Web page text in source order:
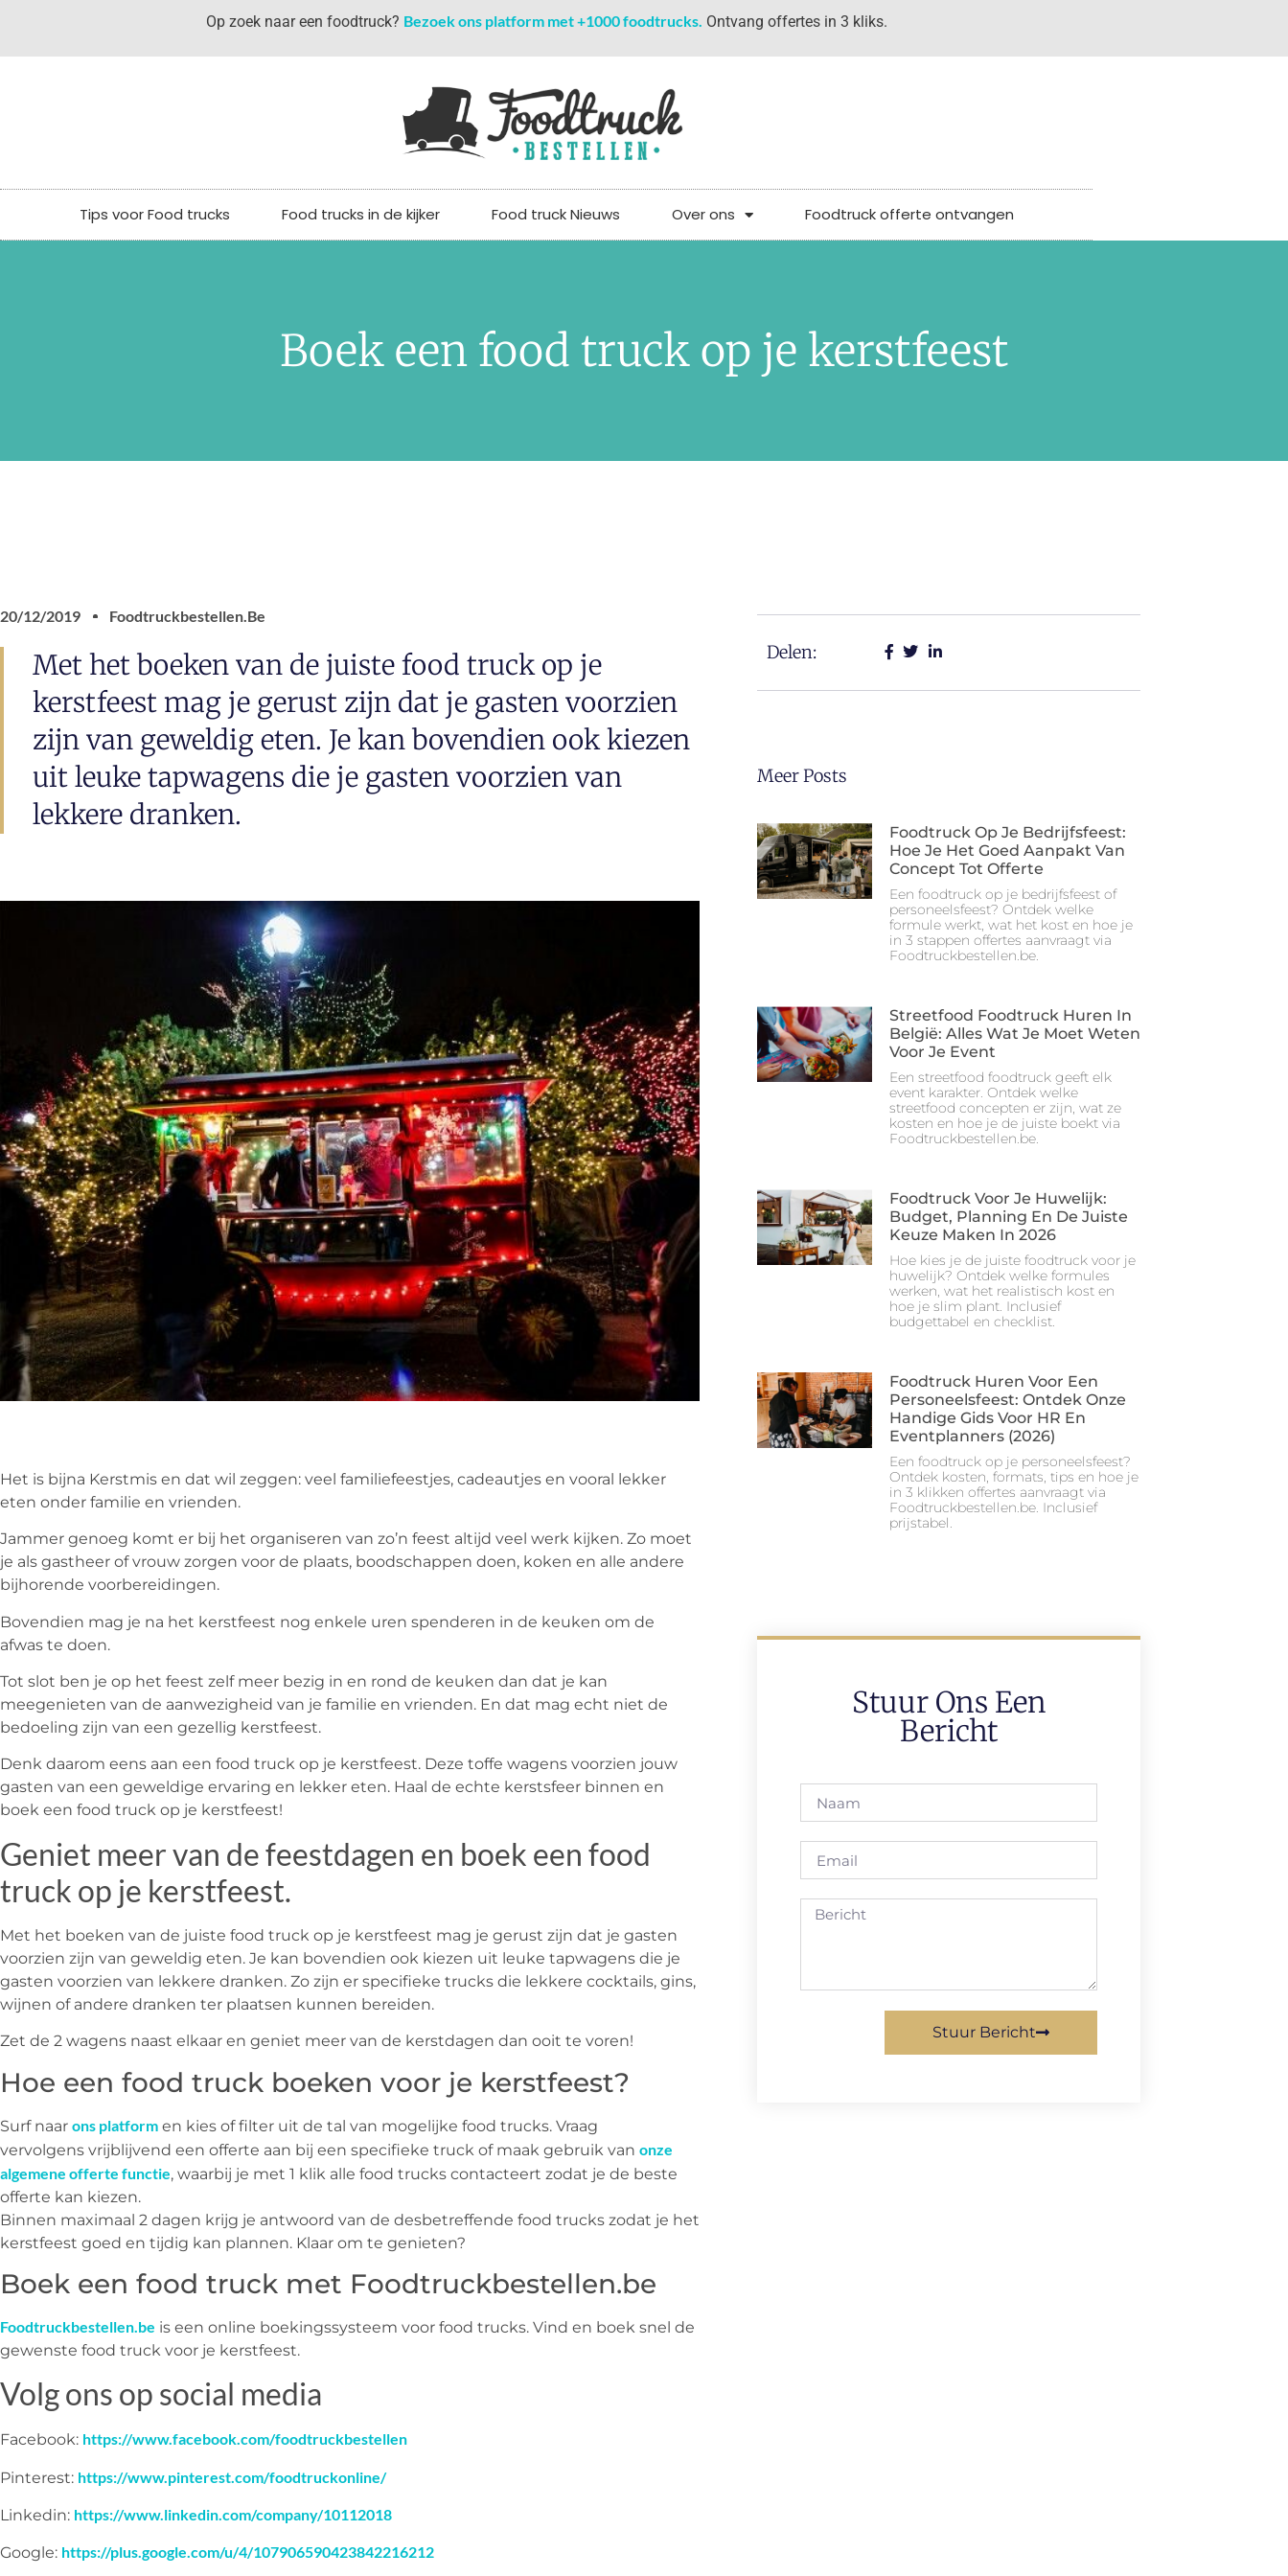
Op zoek naar een foodtruck? Bezoek ons platform met +1000 foodtrucks. Ontvang offertes in 3 kliks.
Tips voor Food trucks Food trucks in de kijker Food truck Nieuws Over ons Foodtruck offerte ontvangen
Boek een food truck op je kerstfeest
20/12/2019 Foodtruckbestellen.be
Met het boeken van de juiste food truck op je
kerstfeest mag je gerust zijn dat je gasten voorzien
zijn van geweldig eten. Je kan bovendien ook kiezen
uit leuke tapwagens die je gasten voorzien van
lekkere dranken.
Het is bijna Kerstmis en dat wil zeggen: veel familiefeestjes, cadeautjes en vooral lekker
eten onder familie en vrienden.
Jammer genoeg komt er bij het organiseren van zo’n feest altijd veel werk kijken. Zo moet
je als gastheer of vrouw zorgen voor de plaats, boodschappen doen, koken en alle andere
bijhorende voorbereidingen.
Bovendien mag je na het kerstfeest nog enkele uren spenderen in de keuken om de
afwas te doen.
Tot slot ben je op het feest zelf meer bezig in en rond de keuken dan dat je kan
meegenieten van de aanwezigheid van je familie en vrienden. En dat mag echt niet de
bedoeling zijn van een gezellig kerstfeest.
Denk daarom eens aan een food truck op je kerstfeest. Deze toffe wagens voorzien jouw
gasten van een geweldige ervaring en lekker eten. Haal de echte kerstsfeer binnen en
boek een food truck op je kerstfeest!
Geniet meer van de feestdagen en boek een food
truck op je kerstfeest.
Met het boeken van de juiste food truck op je kerstfeest mag je gerust zijn dat je gasten
voorzien zijn van geweldig eten. Je kan bovendien ook kiezen uit leuke tapwagens die je
gasten voorzien van lekkere dranken. Zo zijn er specifieke trucks die lekkere cocktails, gins,
wijnen of andere dranken ter plaatsen kunnen bereiden.
Zet de 2 wagens naast elkaar en geniet meer van de kerstdagen dan ooit te voren!
Hoe een food truck boeken voor je kerstfeest?
Surf naar ons platform en kies of filter uit de tal van mogelijke food trucks. Vraag
vervolgens vrijblijvend een offerte aan bij een specifieke truck of maak gebruik van onze
algemene offerte functie, waarbij je met 1 klik alle food trucks contacteert zodat je de beste
offerte kan kiezen.
Binnen maximaal 2 dagen krijg je antwoord van de desbetreffende food trucks zodat je het
kerstfeest goed en tijdig kan plannen. Klaar om te genieten?
Boek een food truck met Foodtruckbestellen.be
Foodtruckbestellen.be is een online boekingssysteem voor food trucks. Vind en boek snel de
gewenste food truck voor je kerstfeest.
Volg ons op social media
Facebook: https://www.facebook.com/foodtruckbestellen
Pinterest: https://www.pinterest.com/foodtruckonline/
Linkedin: https://www.linkedin.com/company/10112018
Google: https://plus.google.com/u/4/107906590423842216212
Delen:
Meer Posts
Foodtruck Op Je Bedrijfsfeest:
Hoe Je Het Goed Aanpakt Van
Concept Tot Offerte
Een foodtruck op je bedrijfsfeest of
personeelsfeest? Ontdek welke
formule werkt, wat het kost en hoe je
in 3 stappen offertes aanvraagt via
Foodtruckbestellen.be.
Streetfood Foodtruck Huren In
België: Alles Wat Je Moet Weten
Voor Je Event
Een streetfood foodtruck geeft elk
event karakter. Ontdek welke
streetfood concepten er zijn, wat ze
kosten en hoe je de juiste boekt via
Foodtruckbestellen.be.
Foodtruck Voor Je Huwelijk:
Budget, Planning En De Juiste
Keuze Maken In 2026
Hoe kies je de juiste foodtruck voor je
huwelijk? Ontdek welke formules
werken, wat het realistisch kost en
hoe je slim plant. Inclusief
budgettabel en checklist.
Foodtruck Huren Voor Een
Personeelsfeest: Ontdek Onze
Handige Gids Voor HR En
Eventplanners (2026)
Een foodtruck op je personeelsfeest?
Ontdek kosten, formats, tips en hoe je
in 3 klikken offertes aanvraagt via
Foodtruckbestellen.be. Inclusief
prijstabel.
Stuur Ons Een
Bericht
Stuur Bericht